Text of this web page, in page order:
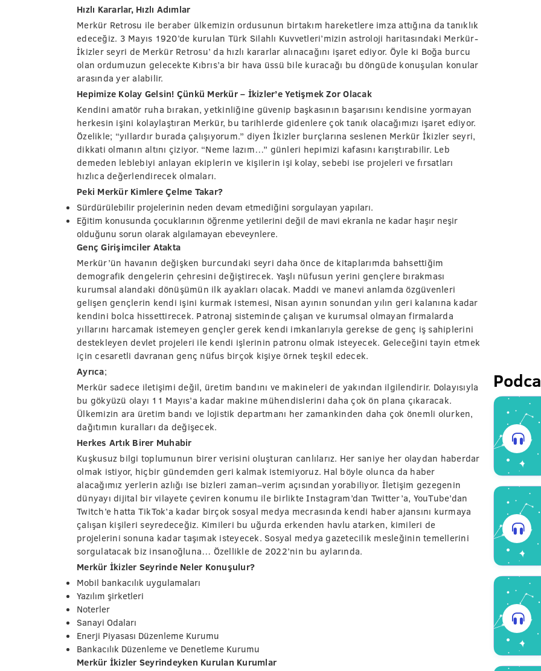
Hızlı Kararlar, Hızlı Adımlar
Merkür Retrosu ile beraber ülkemizin ordusunun birtakım hareketlere imza attığına da tanıklık
edeceğiz. 3 Mayıs 1920’de kurulan Türk Silahlı Kuvvetleri’mizin astroloji haritasındaki Merkür-
İkizler seyri de Merkür Retrosu’ da hızlı kararlar alınacağını işaret ediyor. Öyle ki Boğa burcu
olan ordumuzun gelecekte Kıbrıs’a bir hava üssü bile kuracağı bu döngüde konuşulan konular
arasında yer alabilir.
Hepimize Kolay Gelsin! Çünkü Merkür – İkizler’e Yetişmek Zor Olacak
Kendini amatör ruha bırakan, yetkinliğine güvenip başkasının başarısını kendisine yormayan
herkesin işini kolaylaştıran Merkür, bu tarihlerde gidenlere çok tanık olacağımızı işaret ediyor.
Özelikle; “yıllardır burada çalışıyorum.” diyen İkizler burçlarına seslenen Merkür İkizler seyri,
dikkati olmanın altını çiziyor. “Neme lazım…” günleri hepimizi kafasını karıştırabilir. Leb
demeden leblebiyi anlayan ekiplerin ve kişilerin işi kolay, sebebi ise projeleri ve fırsatları
hızlıca değerlendirecek olmaları.
Peki Merkür Kimlere Çelme Takar?
Sürdürülebilir projelerinin neden devam etmediğini sorgulayan yapıları.
Eğitim konusunda çocuklarının öğrenme yetilerini değil de mavi ekranla ne kadar haşır neşir
olduğunu sorun olarak algılamayan ebeveynlere.
Genç Girişimciler Atakta
Merkür’ün havanın değişken burcundaki seyri daha önce de kitaplarımda bahsettiğim
demografik dengelerin çehresini değiştirecek. Yaşlı nüfusun yerini gençlere bırakması
kurumsal alandaki dönüşümün ilk ayakları olacak. Maddi ve manevi anlamda özgüvenleri
gelişen gençlerin kendi işini kurmak istemesi, Nisan ayının sonundan yılın geri kalanına kadar
kendini bolca hissettirecek. Patronaj sisteminde çalışan ve kurumsal olmayan firmalarda
yıllarını harcamak istemeyen gençler gerek kendi imkanlarıyla gerekse de genç iş sahiplerini
destekleyen devlet projeleri ile kendi işlerinin patronu olmak isteyecek. Geleceğini tayin etmek
için cesaretli davranan genç nüfus birçok kişiye örnek teşkil edecek.
Ayrıca;
Merkür sadece iletişimi değil, üretim bandını ve makineleri de yakından ilgilendirir. Dolayısıyla
bu gökyüzü olayı 11 Mayıs’a kadar makine mühendislerini daha çok ön plana çıkaracak.
Ülkemizin ara üretim bandı ve lojistik departmanı her zamankinden daha çok önemli olurken,
dağıtımın kuralları da değişecek.
Herkes Artık Birer Muhabir
Kuşkusuz bilgi toplumunun birer verisini oluşturan canlılarız. Her saniye her olaydan haberdar
olmak istiyor, hiçbir gündemden geri kalmak istemiyoruz. Hal böyle olunca da haber
alacağımız yerlerin azlığı ise bizleri zaman–verim açısından yorabiliyor. İletişim gezegenin
dünyayı dijital bir vilayete çeviren konumu ile birlikte Instagram’dan Twitter’a, YouTube’dan
Twitch’e hatta TikTok’a kadar birçok sosyal medya mecrasında kendi haber ajansını kurmaya
çalışan kişileri seyredeceğiz. Kimileri bu uğurda erkenden havlu atarken, kimileri de
projelerini sonuna kadar taşımak isteyecek. Sosyal medya gazetecilik mesleğinin temellerini
sorgulatacak biz insanoğluna… Özellikle de 2022’nin bu aylarında.
Merkür İkizler Seyrinde Neler Konuşulur?
Mobil bankacılık uygulamaları
Yazılım şirketleri
Noterler
Sanayi Odaları
Enerji Piyasası Düzenleme Kurumu
Bankacılık Düzenleme ve Denetleme Kurumu
Merkür İkizler Seyrindeyken Kurulan Kurumlar